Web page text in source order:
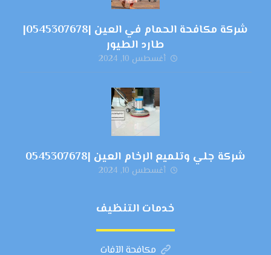
شركة مكافحة الحمام في العين |0545307678|
طارد الطيور
أغسطس 10, 2024
شركة جلي وتلميع الرخام العين |0545307678
أغسطس 10, 2024
خدمات التنظيف
مكافحة الآفات